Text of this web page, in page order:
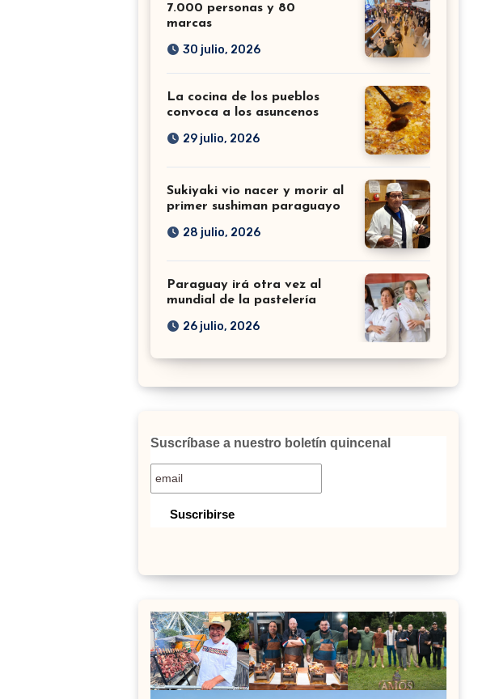
7.000 personas y 80
marcas
30 julio, 2026
La cocina de los pueblos
convoca a los asuncenos
29 julio, 2026
Sukiyaki vio nacer y morir al
primer sushiman paraguayo
28 julio, 2026
Paraguay irá otra vez al
mundial de la pastelería
26 julio, 2026
Suscríbase a nuestro boletín quincenal